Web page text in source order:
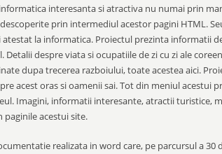
interesanta si atractiva nu numai prin
prin intermediul acestor pagini HTML.
atestat la informatica. Proiectul prezinta informatii
despre viata si ocupatiile de zi cu zi ale
dupa trecerea razboiului, toate acestea aici.
acest oras si oamenii sai. Tot din meniul acestui
Imagini, informatii interesante, atractii turistice,
paginile acestui site.
realizata in word care, pe parcursul a 30